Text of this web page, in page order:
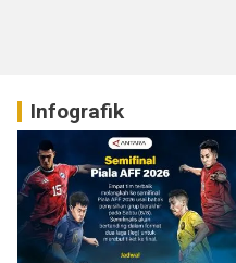
Infografik